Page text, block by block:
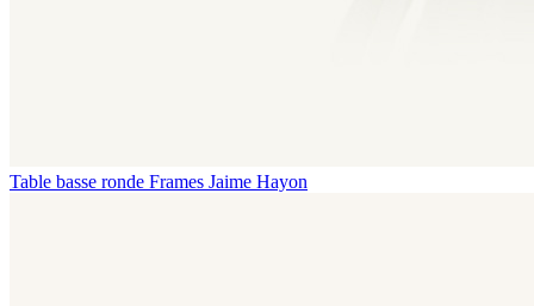
Table basse ronde Frames Jaime Hayon